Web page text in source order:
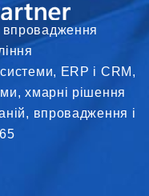
впровадження
ERP і CRM,
хмарні рішення
впровадження і